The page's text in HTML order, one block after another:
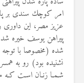
امر كوچك سندى بر
عزيز مصر، اين
پيراهن يوسف خيره
شده (مخصوصا با توجه
نشنيده بود) رو به
شـمـا زنـان اسـت كـه